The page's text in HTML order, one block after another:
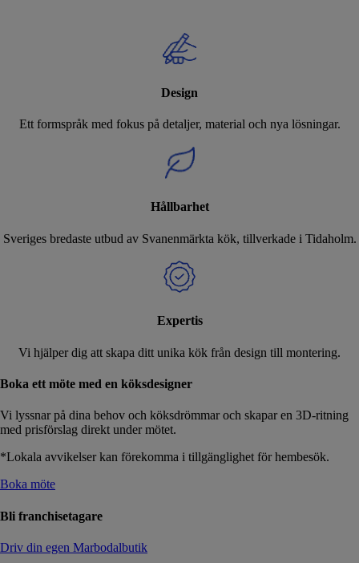
Design
Ett formspråk med fokus på detaljer, material och nya lösningar.
Hållbarhet
Sveriges bredaste utbud av Svanenmärkta kök, tillverkade i Tidaholm.
Expertis
Vi hjälper dig att skapa ditt unika kök från design till montering.
Boka ett möte med en köksdesigner
Vi lyssnar på dina behov och köksdrömmar och skapar en 3D-ritning
med prisförslag direkt under mötet.
*Lokala avvikelser kan förekomma i tillgänglighet för hembesök.
Boka möte
Bli franchisetagare
Driv din egen Marbodalbutik